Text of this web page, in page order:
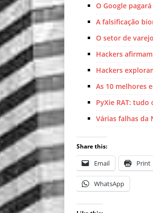
O Google
A falsificação
O setor de
Hackers
Hackers
As 10 melhores
PyXie RAT: tudo
Várias falhas da
Share this:
Email Print
WhatsApp